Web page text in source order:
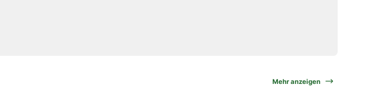
Mehr anzeigen